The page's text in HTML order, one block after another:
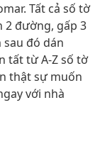
Tất cả số tờ
2 đường, gấp 3
đó dán
tất từ A-Z số tờ
thật sự muốn
với nhà